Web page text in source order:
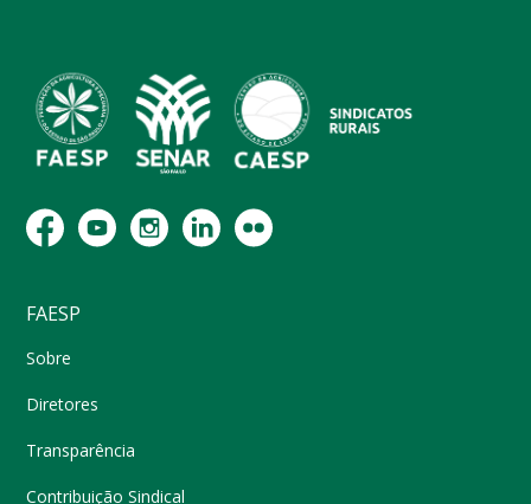
FAESP
Sobre
Diretores
Transparência
Contribuição Sindical